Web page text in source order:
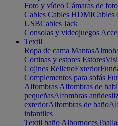
Foto y vídeo Cámaras de
Cables Cables HDMICables
USBCables Jack
Consolas y videojuegos
Textil
Ropa de cama Mantas
Cortinas y estores Estores
Cojines RellenoExterior
Complementos para sofás
Alfombras Alfombras de
pequeñasAlfombras
exteriorAlfombras de baño
infantiles
Textil baño Albornoces